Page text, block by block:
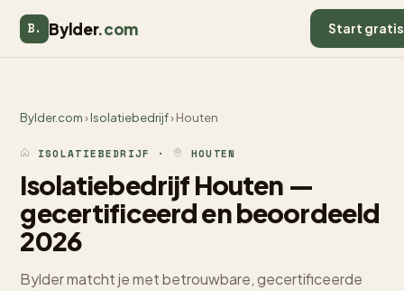
B. Bylder.com Start
Bylder.com›Isolatiebedrijf› Houten
ISOLATIEBEDRIJF · HOUTEN
Isolatiebedrijf Houten —
gecertificeerd en beoordeeld
2026
Bylder matcht je met betrouwbare, gecertificeerde